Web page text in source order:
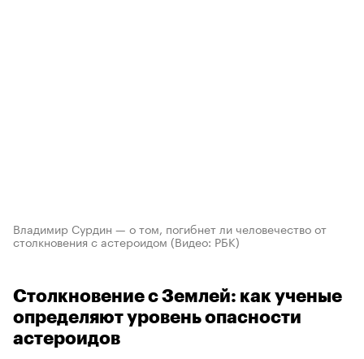
Владимир Сурдин — о том, погибнет ли человечество от
столкновения с астероидом (Видео: РБК)
Столкновение с Землей: как ученые
определяют уровень опасности
астероидов